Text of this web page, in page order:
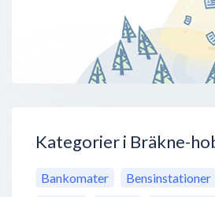
Kategorier i Bräkne-
Bankomater Bensinstationer